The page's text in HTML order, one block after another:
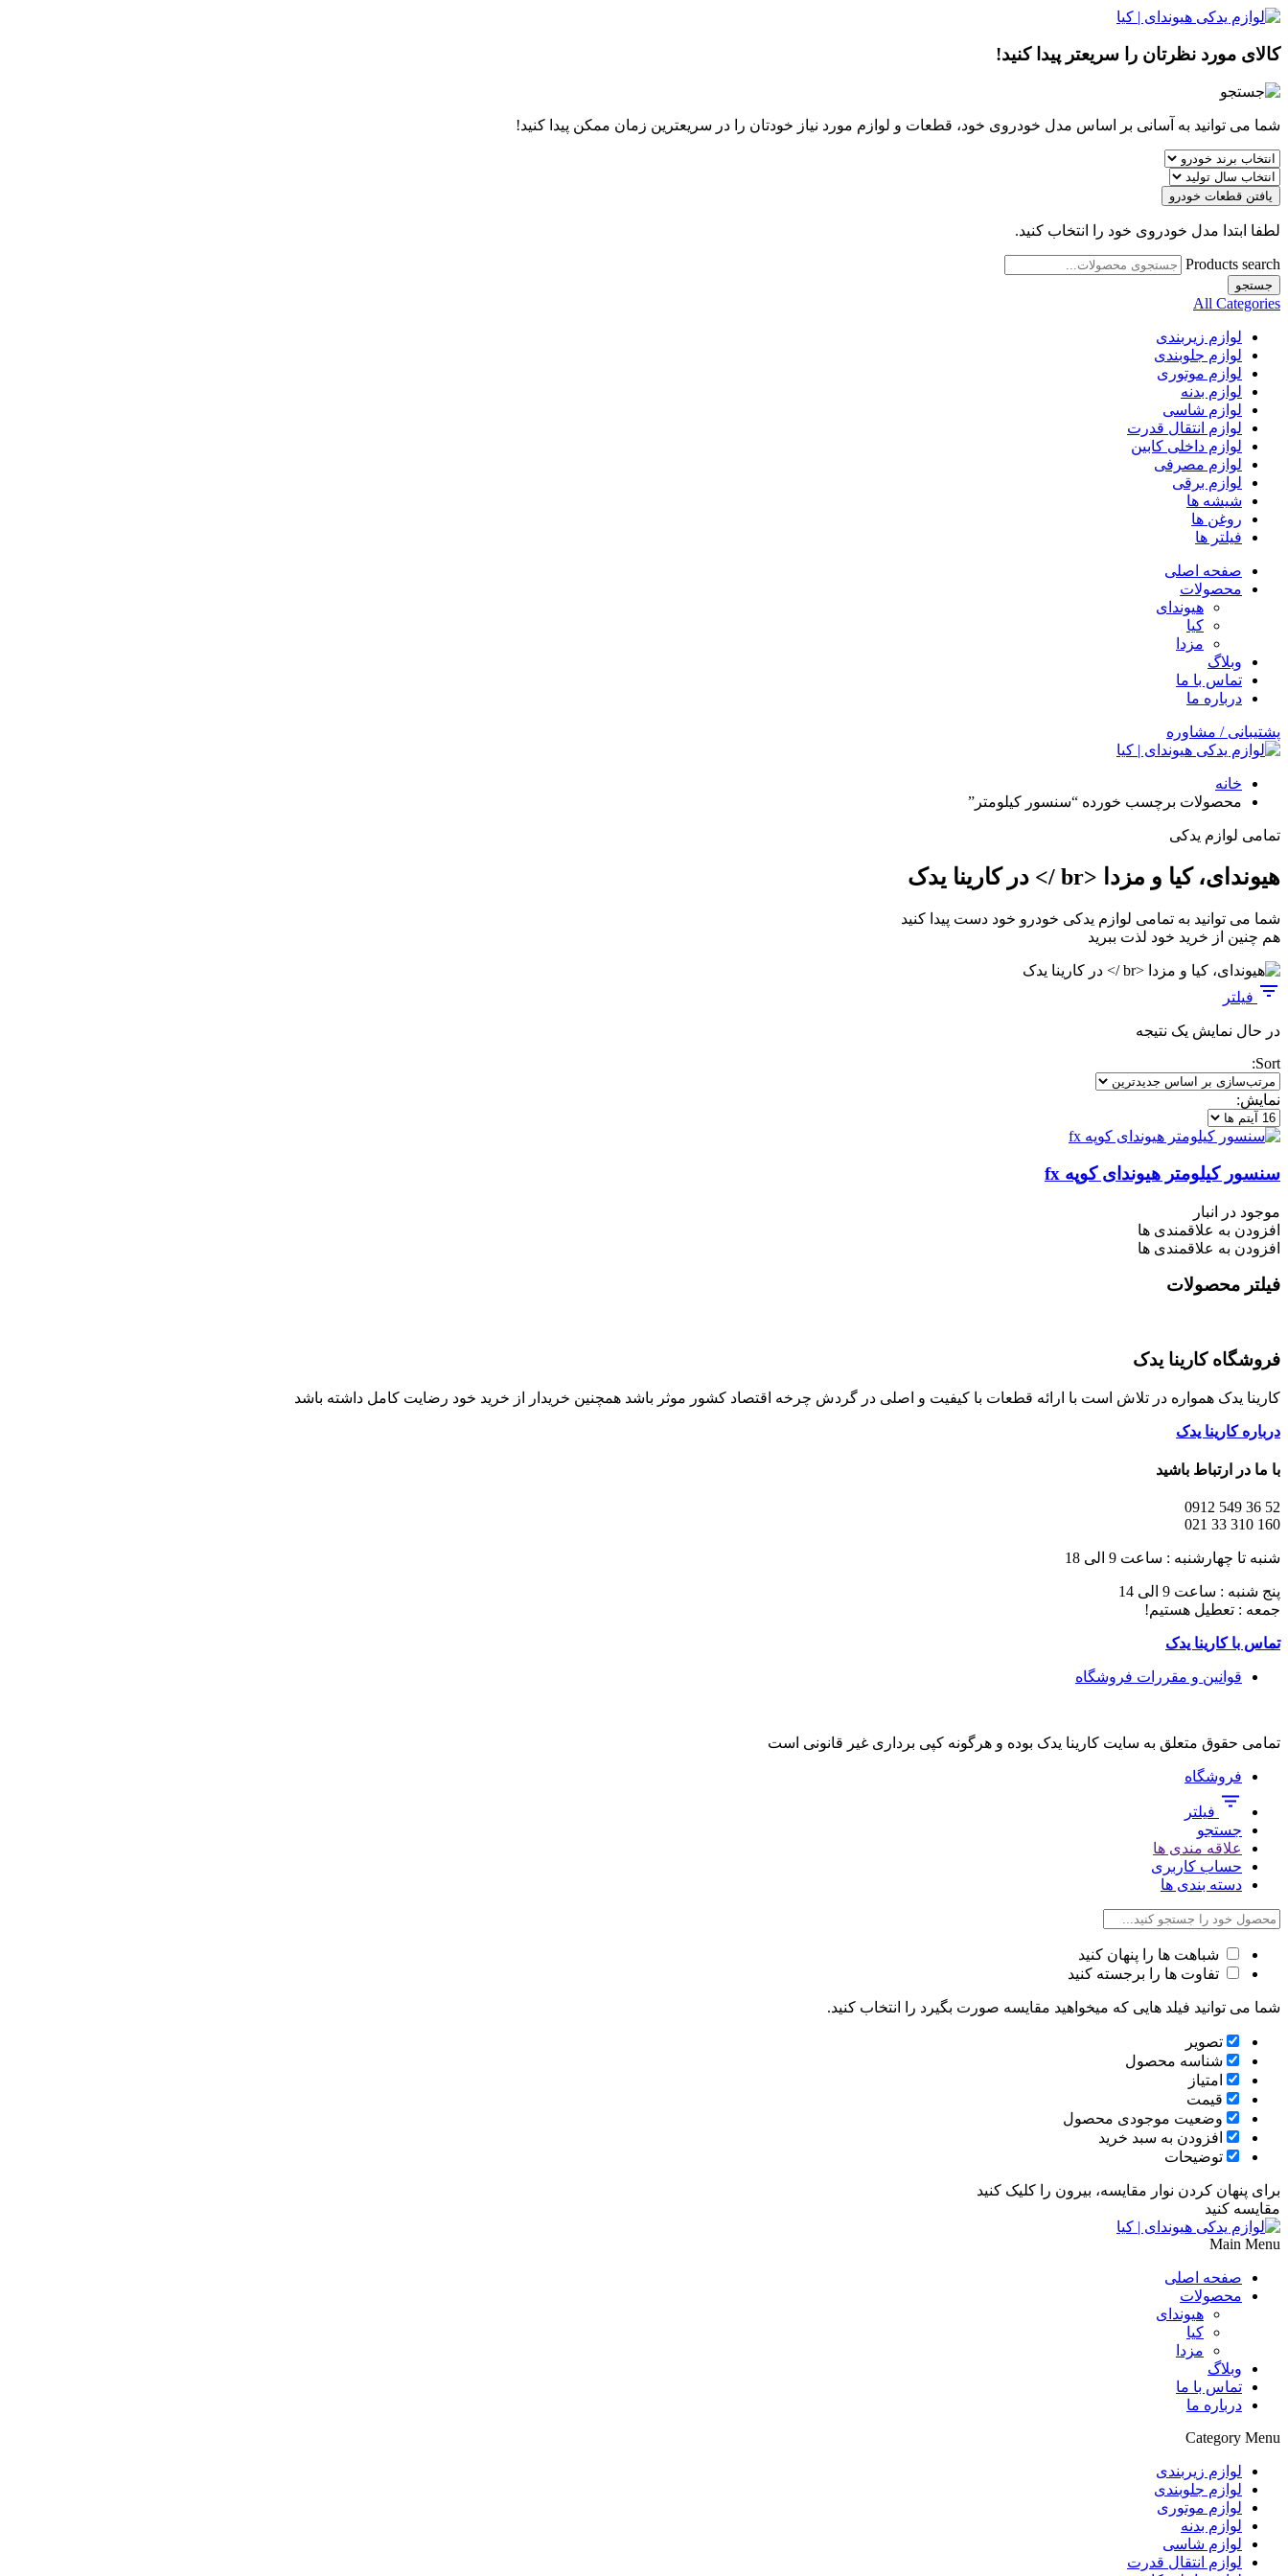
کالای مورد نظرتان را سریعتر پیدا کنید!
شما می توانید به آسانی بر اساس مدل خودروی خود، قطعات و لوازم مورد نیاز خودتان را در سریعترین زمان ممکن پیدا کنید!
یافتن قطعات خودرو
لطفا ابتدا مدل خودروی خود را انتخاب کنید.
Products search
جستجو
All Categories
لوازم زیربندی
لوازم جلوبندی
لوازم موتوری
لوازم بدنه
لوازم شاسی
لوازم انتقال قدرت
لوازم داخلی کابین
لوازم مصرفی
لوازم برقی
شیشه ها
روغن ها
فیلتر ها
صفحه اصلی
محصولات
هیوندای
کیا
مزدا
وبلاگ
تماس با ما
درباره ما
پشتیبانی / مشاوره
خانه
محصولات برچسب خورده “سنسور کیلومتر”
تمامی لوازم یدکی
هیوندای، کیا و مزدا <br /> در کارینا یدک
شما می توانید به تمامی لوازم یدکی خودرو خود دست پیدا کنید
هم چنین از خرید خود لذت ببرید
فیلتر
در حال نمایش یک نتیجه
Sort:
نمایش:
سنسور کیلومتر هیوندای کوپه fx
موجود در انبار
افزودن به علاقمندی ها
افزودن به علاقمندی ها
فیلتر محصولات
فروشگاه کارینا یدک
کارینا یدک همواره در تلاش است با ارائه قطعات با کیفیت و اصلی در گردش چرخه اقتصاد کشور موثر باشد همچنین خریدار از خرید خود رضایت کامل داشته باشد
درباره کارینا یدک
با ما در ارتباط باشید
52 36 549 0912
160 310 33 021
شنبه تا چهارشنبه : ساعت 9 الی 18
پنج شنبه : ساعت 9 الی 14
جمعه : تعطیل هستیم!
تماس با کارینا یدک
قوانین و مقررات فروشگاه
تمامی حقوق متعلق به سایت کارینا یدک بوده و هرگونه کپی برداری غیر قانونی است
فروشگاه
فیلتر
جستجو
علاقه مندی ها
حساب کاربری
دسته بندی ها
شباهت ها را پنهان کنید
تفاوت ها را برجسته کنید
شما می توانید فیلد هایی که میخواهید مقایسه صورت بگیرد را انتخاب کنید.
تصویر
شناسه محصول
امتیاز
قیمت
وضعیت موجودی محصول
افزودن به سبد خرید
توضیحات
برای پنهان کردن نوار مقایسه، بیرون را کلیک کنید
مقایسه کنید
Main Menu
صفحه اصلی
محصولات
هیوندای
کیا
مزدا
وبلاگ
تماس با ما
درباره ما
Category Menu
لوازم زیربندی
لوازم جلوبندی
لوازم موتوری
لوازم بدنه
لوازم شاسی
لوازم انتقال قدرت